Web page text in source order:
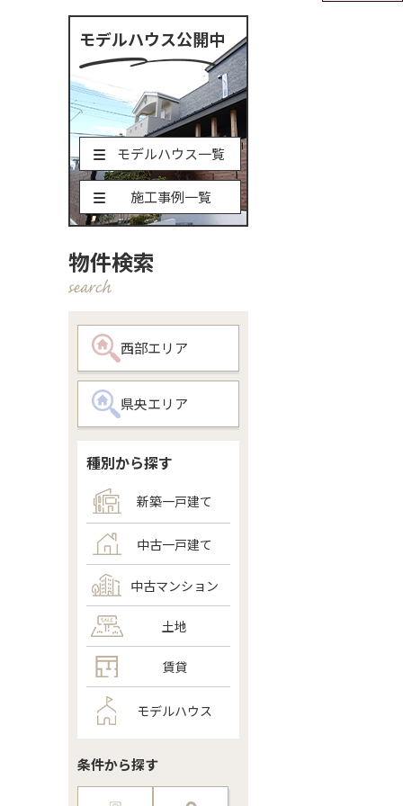
モデルハウス公開中
モデルハウス一覧
施工事例一覧
物件検索
西部エリア
県央エリア
種別から探す
新築一戸建て
中古一戸建て
中古マンション
土地
賃貸
モデルハウス
条件から探す